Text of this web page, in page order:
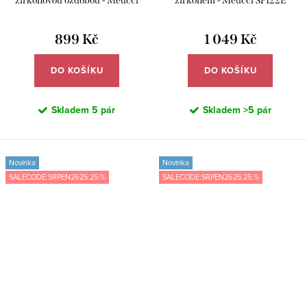
899 Kč
DO KOŠÍKU
Skladem 5 pár
1 049 Kč
DO KOŠÍKU
Skladem >5 pár
Novinka
SALECODE:SRPEN2625:25:%
Novinka
SALECODE:SRPEN2625:25:%